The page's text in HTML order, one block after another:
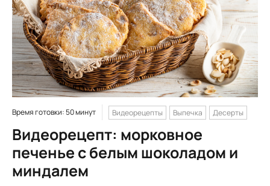
Время готовки: 50 минут Видеорецепты Выпечка Десерты
Видеорецепт: морковное
печенье с белым шоколадом и
миндалем